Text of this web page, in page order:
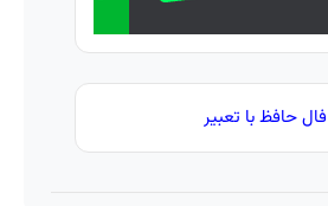
فال حافظ با تعبیر